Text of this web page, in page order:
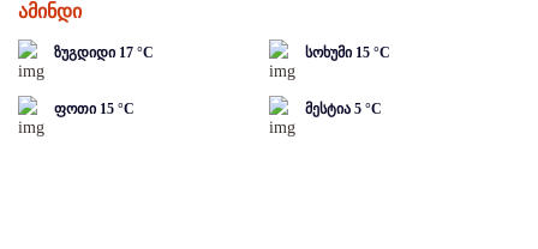
ამინდი
ზუგდიდი 17 °C სოხუმი 15 °C
ფოთი 15 °C მესტია 5 °C